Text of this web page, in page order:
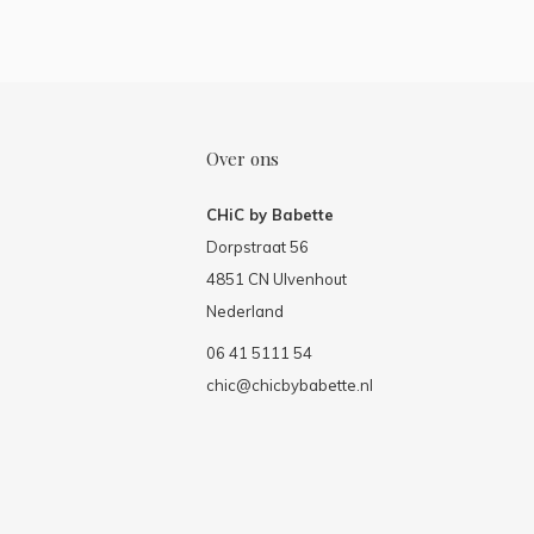
Over ons
CHiC by Babette
Dorpstraat 56
4851 CN Ulvenhout
Nederland
06 41 5111 54
chic@chicbybabette.nl